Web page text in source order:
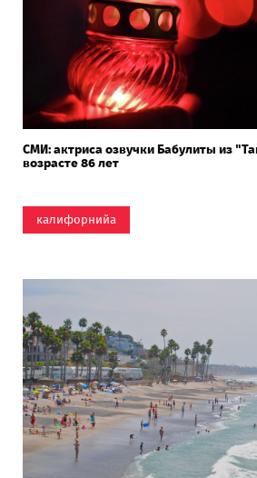
СМИ: актриса озвучки Бабулиты из
возрасте 86 лет
калифорнийа